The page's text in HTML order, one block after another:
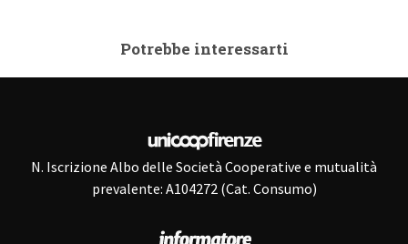
Potrebbe interessarti
N. Iscrizione Albo delle Società Cooperative e mutualità
prevalente: A104272 (Cat. Consumo)